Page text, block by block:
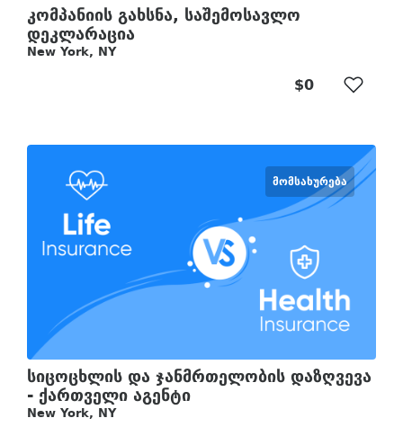
კომპანიის გახსნა, საშემოსავლო
დეკლარაცია
New York, NY
$0
ᲛᲝᲛᲡᲐᲮᲣᲠᲔᲑᲐ
სიცოცხლის და ჯანმრთელობის დაზღვევა
- ქართველი აგენტი
New York, NY